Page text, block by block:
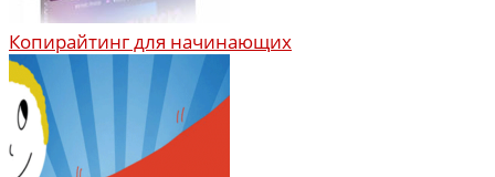
Копирайтинг для начинающих